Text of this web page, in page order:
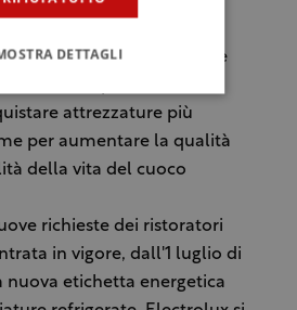
del lavoro
perché permette
che può essere
attrezzature più
per aumentare la qualità
della vita del cuoco
richieste dei ristoratori
in vigore, dall'1 luglio di
nuova etichetta energetica
DETTAGLI